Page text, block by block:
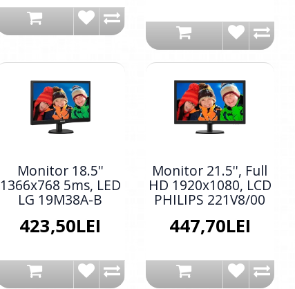
Monitor 18.5''
1366x768 5ms, LED
LG 19M38A-B
423,50LEI
Monitor 21.5'', Full
HD 1920x1080, LCD
PHILIPS 221V8/00
447,70LEI